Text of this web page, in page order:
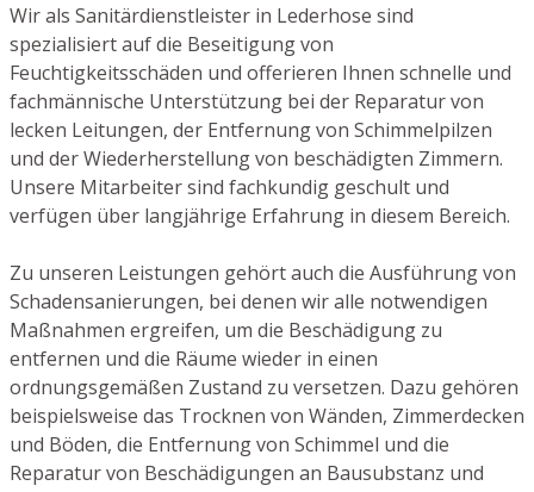
Wir als Sanitärdienstleister in Lederhose sind
spezialisiert auf die Beseitigung von
Feuchtigkeitsschäden und offerieren Ihnen schnelle und
fachmännische Unterstützung bei der Reparatur von
lecken Leitungen, der Entfernung von Schimmelpilzen
und der Wiederherstellung von beschädigten Zimmern.
Unsere Mitarbeiter sind fachkundig geschult und
verfügen über langjährige Erfahrung in diesem Bereich.
Zu unseren Leistungen gehört auch die Ausführung von
Schadensanierungen, bei denen wir alle notwendigen
Maßnahmen ergreifen, um die Beschädigung zu
entfernen und die Räume wieder in einen
ordnungsgemäßen Zustand zu versetzen. Dazu gehören
beispielsweise das Trocknen von Wänden, Zimmerdecken
und Böden, die Entfernung von Schimmel und die
Reparatur von Beschädigungen an Bausubstanz und